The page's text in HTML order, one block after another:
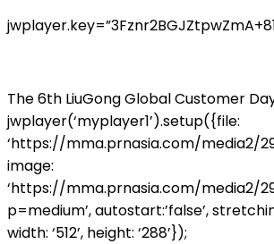
The 6th LiuGong Global Customer
jwplayer(‘myplayer1’).setup({file:
‘https://mma.prnasia.com/media2/
image:
‘https://mma.prnasia.com/media2/
p=medium’, autostart:’false’,
width: ‘512’, height: ‘288’});